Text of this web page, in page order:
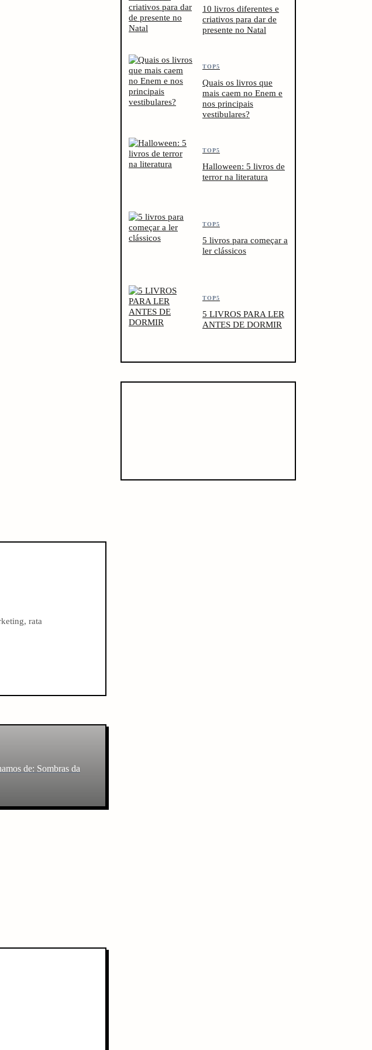
10 livros diferentes e
criativos para dar de
presente no Natal
TOP5
Quais os livros que
mais caem no Enem e
nos principais
vestibulares?
TOP5
Halloween: 5 livros de
terror na literatura
TOP5
5 livros para começar a
ler clássicos
TOP5
5 LIVROS PARA LER
ANTES DE DORMIR
rata
de: Sombras da